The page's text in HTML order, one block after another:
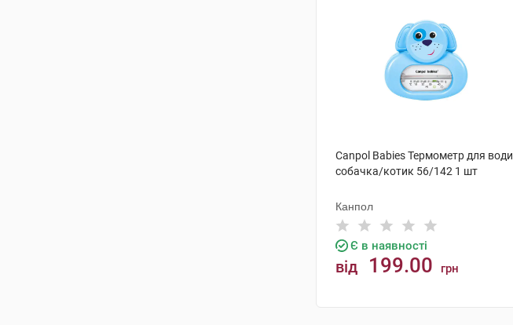
Canpol Babies Термометр для води
собачка/котик 56/142 1 шт
Канпол
Є в наявності
від 199.00 грн